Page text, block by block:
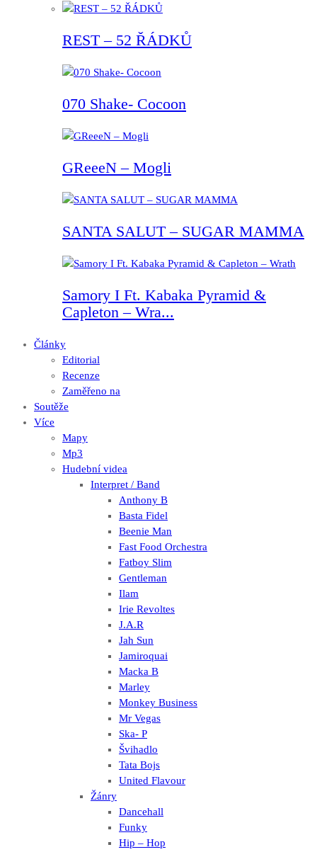
REST – 52 ŘÁDKŮ
070 Shake- Cocoon
GReeeN – Mogli
SANTA SALUT – SUGAR MAMMA
Samory I Ft. Kabaka Pyramid &
Capleton – Wra...
Články
Editorial
Recenze
Zaměřeno na
Soutěže
Více
Mapy
Mp3
Hudební videa
Interpret / Band
Anthony B
Basta Fidel
Beenie Man
Fast Food Orchestra
Fatboy Slim
Gentleman
Ilam
Irie Revoltes
J.A.R
Jah Sun
Jamiroquai
Macka B
Marley
Monkey Business
Mr Vegas
Ska- P
Švihadlo
Tata Bojs
United Flavour
Žánry
Dancehall
Funky
Hip – Hop